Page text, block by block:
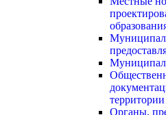
территории
Органы,